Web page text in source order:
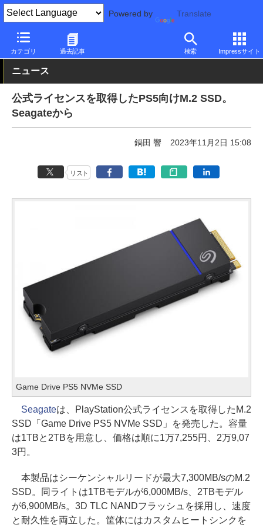
Powered by Translate
カテゴリ 過去記事 検索 Impressサイト
PC Watch 半導体/周辺機器
ニュース
公式ライセンスを取得したPS5向けM.2 SSD。
Seagateから
鍋田 響 2023年11月2日 15:08
リスト
Game Drive PS5 NVMe SSD
Seagateは、PlayStation公式ライセンスを取得したM.2
SSD「Game Drive PS5 NVMe SSD」を発売した。容量
は1TBと2TBを用意し、価格は順に1万7,255円、2万9,07
3円。
本製品はシーケンシャルリードが最大7,300MB/sのM.2
SSD。同ライトは1TBモデルが6,000MB/s、2TBモデル
が6,900MB/s。3D TLC NANDフラッシュを採用し、速度
と耐久性を両立した。筐体にはカスタムヒートシンクを